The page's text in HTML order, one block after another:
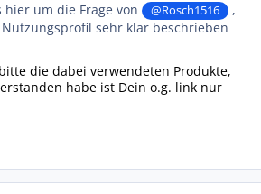
hier um die Frage von @Rosch1516
,
sehr klar beschrieben
die dabei verwendeten Produkte,
habe ist Dein o.g. link nur